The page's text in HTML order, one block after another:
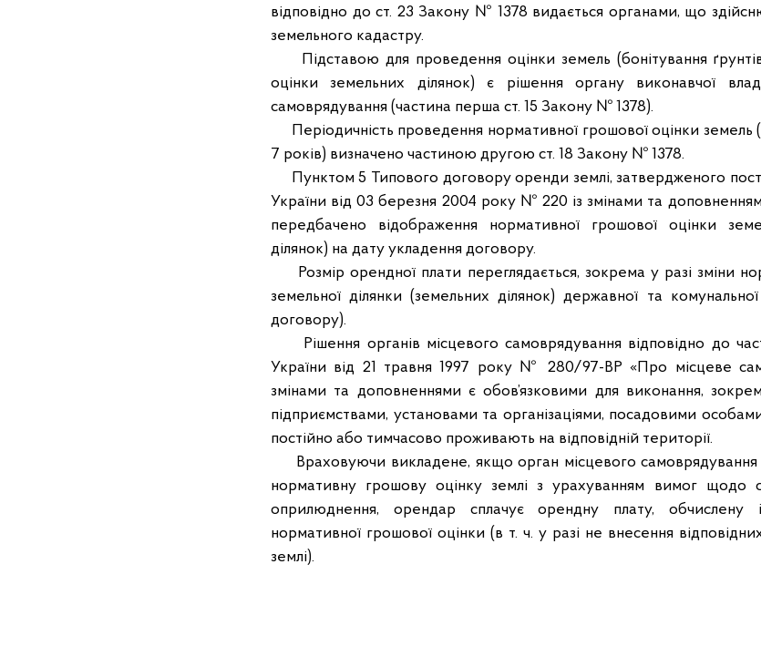
відповідно до ст. 23 Закону № 1378 видається органами, що
земельного кадастру.
Підставою для проведення оцінки земель (бонітування
оцінки земельних ділянок) є рішення органу виконавчої
самоврядування (частина перша ст. 15 Закону № 1378).
Періодичність проведення нормативної грошової оцінки земель
7 років) визначено частиною другою ст. 18 Закону № 1378.
Пунктом 5 Типового договору оренди землі, затвердженого
України від 03 березня 2004 року № 220 із змінами та
передбачено відображення нормативної грошової оцінки
ділянок) на дату укладення договору.
Розмір орендної плати переглядається, зокрема у разі зміни
земельної ділянки (земельних ділянок) державної та
договору).
Рішення органів місцевого самоврядування відповідно до
України від 21 травня 1997 року № 280/97-ВР «Про місцеве
змінами та доповненнями є обов’язковими для виконання,
підприємствами, установами та організаціями, посадовими
постійно або тимчасово проживають на відповідній території.
Враховуючи викладене, якщо орган місцевого самоврядування
нормативну грошову оцінку землі з урахуванням вимог щодо
оприлюднення, орендар сплачує орендну плату, обчислену
нормативної грошової оцінки (в т. ч. у разі не внесення
землі).